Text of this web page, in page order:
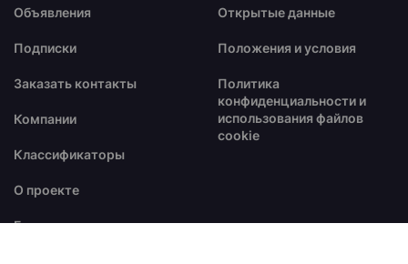
Объявления
Подписки
Заказать контакты
Компании
Классификаторы
О проекте
Блог
Открытые данные
Положения и условия
Политика
конфиденциальности и
использования файлов
cookie